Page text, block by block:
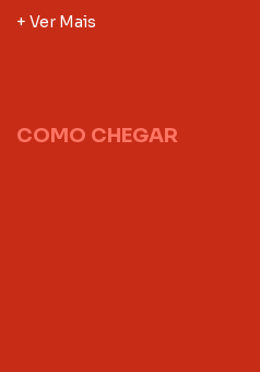
+ Ver Mais
COMO CHEGAR